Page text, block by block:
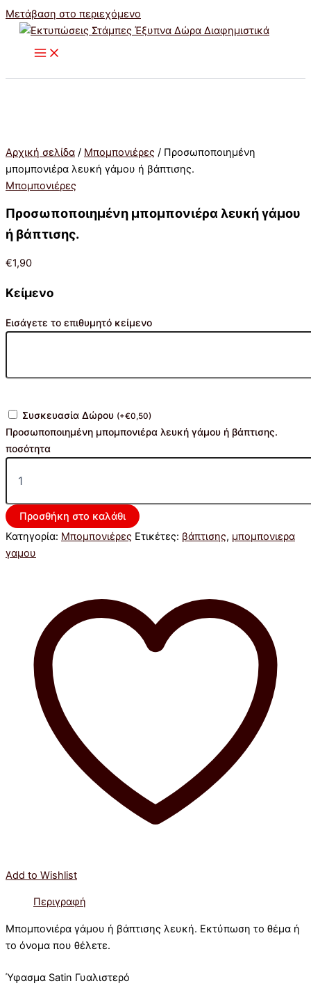
Μετάβαση στο περιεχόμενο
Αρχική σελίδα / Μπομπονιέρες / Προσωποποιημένη
μπομπονιέρα λευκή γάμου ή βάπτισης.
Μπομπονιέρες
Προσωποποιημένη μπομπονιέρα λευκή γάμου
ή βάπτισης.
€1,90
Κείμενο
Εισάγετε το επιθυμητό κείμενο
Συσκευασία Δώρου (+€0,50)
Προσωποποιημένη μπομπονιέρα λευκή γάμου ή βάπτισης.
ποσότητα
Προσθήκη στο καλάθι
Κατηγορία: Μπομπονιέρες Ετικέτες: βάπτισης, μπομπονιερα
γαμου
Add to Wishlist
Περιγραφή
Μπομπονιέρα γάμου ή βάπτισης λευκή. Εκτύπωση το θέμα ή
το όνομα που θέλετε.
Ύφασμα Satin Γυαλιστερό